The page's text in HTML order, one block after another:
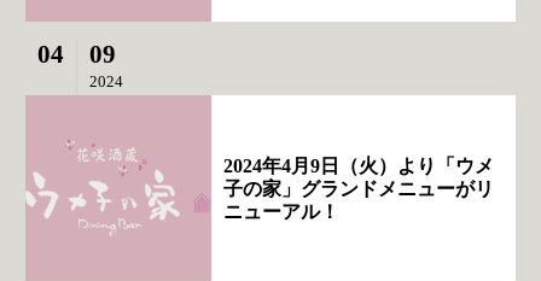
04 09
2024
2024年4月9日（火）より「ウメ
子の家」グランドメニューがリ
ニューアル！